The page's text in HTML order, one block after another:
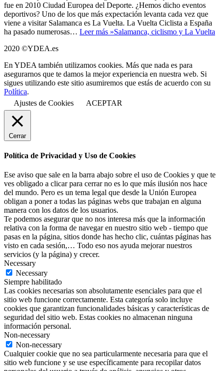
fue en 2010 Ciudad Europea del Deporte. ¿Hemos dicho eventos
deportivos? Uno de los que más expectación levanta cada vez que
viene a visitar Salamanca es La Vuelta. La Vuelta Ciclista a España
ha pasado numerosas… Leer más »Salamanca, ciclismo y La Vuelta
2020 ©YDEA.es
En YDEA también utilizamos cookies. Más que nada es para
asegurarnos que te damos la mejor experiencia en nuestra web. Si
sigues utilizando este sitio asumiremos que estás de acuerdo con su
Política.
Ajustes de Cookies
ACEPTAR
Cerrar
Política de Privacidad y Uso de Cookies
Ese aviso que sale en la barra abajo sobre el uso de Cookies y que te
ves obligado a clicar para cerrar no es lo que más ilusión nos hace
del mundo. Pero es un tema legal que desde la Unión Europea
obligan a poner a todas las páginas webs que trabajan en alguna
manera con los datos de los usuarios.
Te podemos asegurar que no nos interesa más que la información
relativa con la forma de navegar en nuestro sitio web - tiempo que
pasas en la página, sitios donde has hecho clic, cuántas páginas has
visto en cada sesión,… Todo eso nos ayuda mejorar nuestros
servicios (y la página) y crecer.
Necessary
Necessary
Siempre habilitado
Las cookies necesarias son absolutamente esenciales para que el
sitio web funcione correctamente. Esta categoría solo incluye
cookies que garantizan funcionalidades básicas y características de
seguridad del sitio web. Estas cookies no almacenan ninguna
información personal.
Non-necessary
Non-necessary
Cualquier cookie que no sea particularmente necesaria para que el
sitio web funcione y se use específicamente para recopilar datos